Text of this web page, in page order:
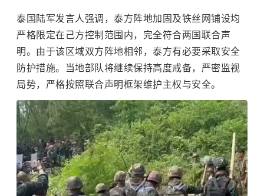
泰国陆军发言人强调，泰方阵地加固及铁丝网铺设均
严格限定在己方控制范围内，完全符合两国联合声
明。由于该区域双方阵地相邻，泰方有必要采取安全
防护措施。当地部队将继续保持高度戒备，严密监视
局势，严格按照联合声明框架维护主权与安全。